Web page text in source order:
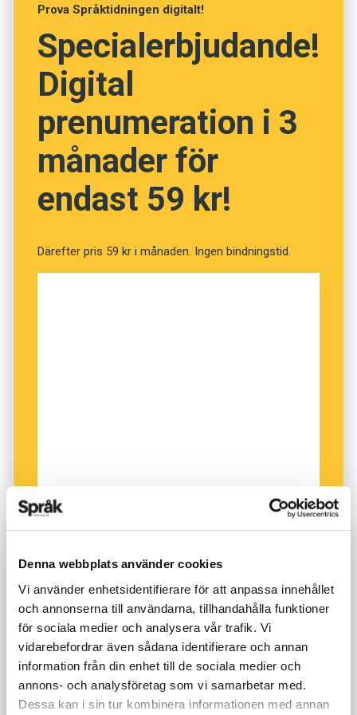
Denna webbplats använder cookies
Vi använder enhetsidentifierare för att anpassa innehållet
och annonserna till användarna, tillhandahålla funktioner
för sociala medier och analysera vår trafik. Vi
vidarebefordrar även sådana identifierare och annan
information från din enhet till de sociala medier och
annons- och analysföretag som vi samarbetar med.
Dessa kan i sin tur kombinera informationen med annan
ofta att möjligheterna att göra karriär inom
företaget väger tyngre.
Prova Språktidningen digitalt!
Specialerbjudande!
Digital
prenumeration i 3
månader för
endast 59 kr!
Därefter pris 59 kr i månaden. Ingen bindningstid.